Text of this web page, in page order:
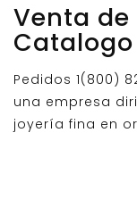
Venta de
Catalogo
Pedidos 1(800)
una empresa
joyería fina en